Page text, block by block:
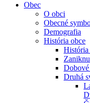
Obec
O obci
Obecné
Demografia
História obce
História
Druhá